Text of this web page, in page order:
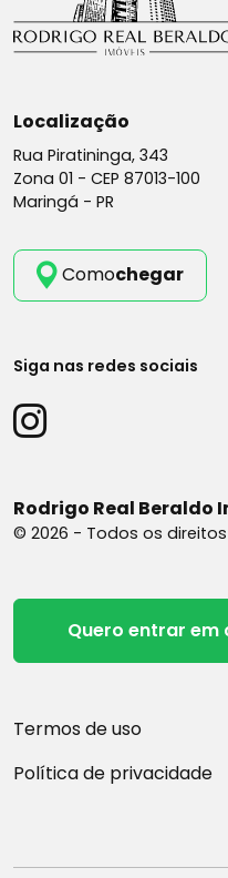
Localização
Rua Piratininga, 343
Zona 01 - CEP 87013-100
Maringá - PR
Comochegar
Siga nas redes sociais
Rodrigo Real Beraldo
© 2026 - Todos os
Quero entrar
Termos de uso
Política de privacidade